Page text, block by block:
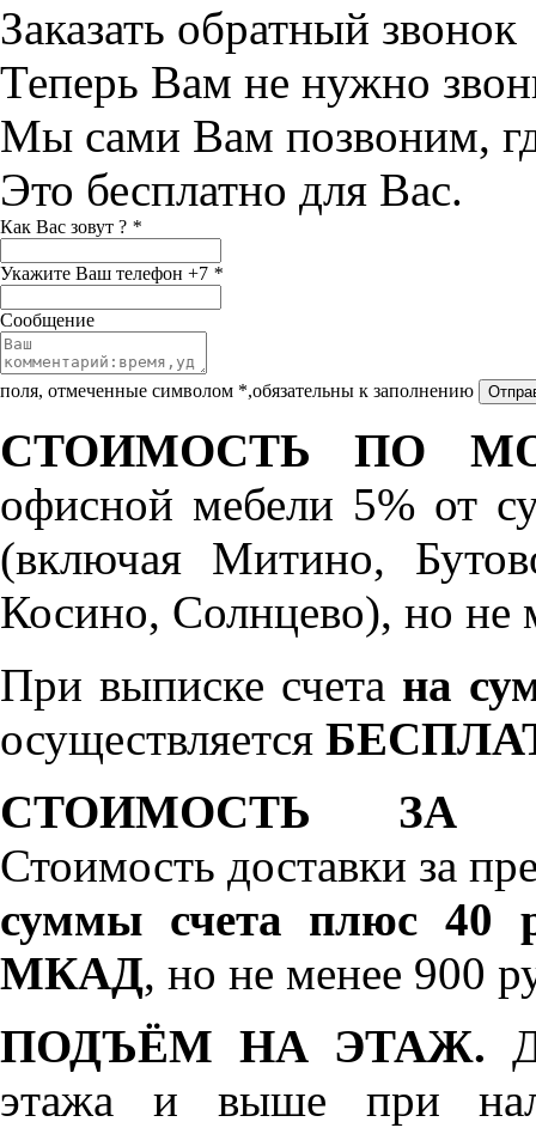
Заказать обратный звонок
Теперь Вам не нужно
Мы сами Вам позвоним,
Это бесплатно для Вас.
Как Вас зовут ? *
Укажите Ваш телефон +7 *
Сообщение
поля, отмеченные символом *,обязательны к заполнению
СТОИМОСТЬ ПО
офисной мебели 5% от
(включая Митино,
Косино, Солнцево), но не
При выписке счета на
осуществляется
СТОИМОСТЬ ЗА
Стоимость доставки за
суммы счета плюс 40
МКАД, но не менее 900
ПОДЪЁМ НА ЭТАЖ.
этажа и выше при